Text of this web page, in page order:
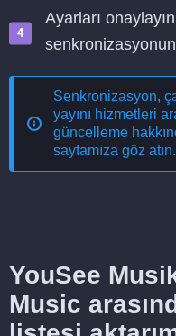
Ayarları
Senkronizasyon,
yayını hizmetleri
güncelleme
sayfamıza göz atın.
YouSee
Music